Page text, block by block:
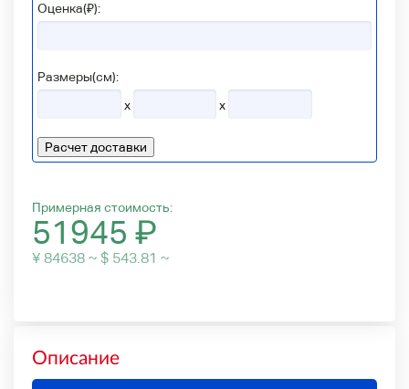
Оценка(₽):
Размеры(см):
x
x
Расчет доставки
Примерная стоимость:
51945 ₽
¥ 84638 ~ $ 543.81 ~
Описание